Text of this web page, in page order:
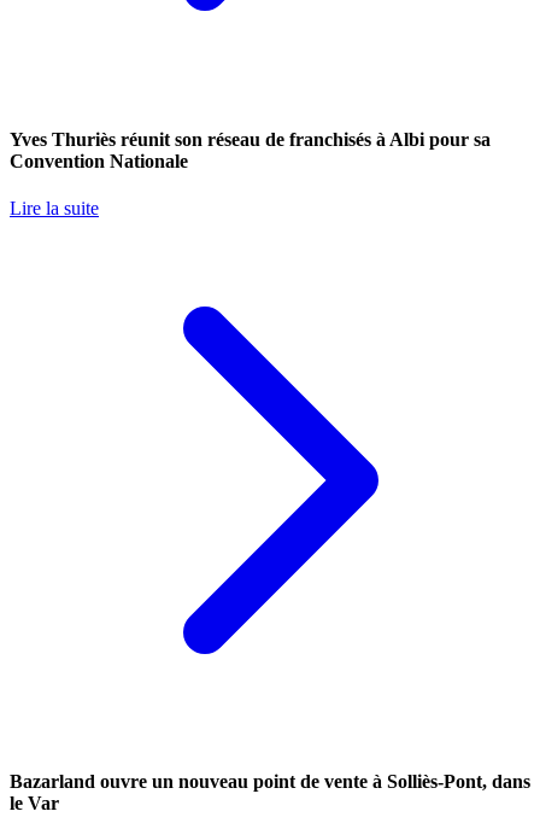
Yves Thuriès réunit son réseau de franchisés à Albi pour sa
Convention Nationale
Lire la suite
Bazarland ouvre un nouveau point de vente à Solliès-Pont, dans
le Var